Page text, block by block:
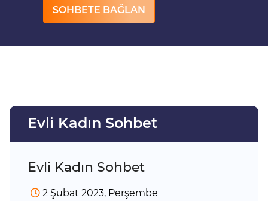
SOHBETE BAĞLAN
Evli Kadın Sohbet
Evli Kadın Sohbet
2 Şubat 2023, Perşembe